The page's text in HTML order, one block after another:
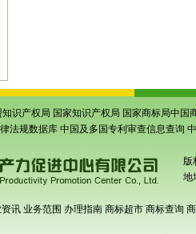
知识产权局 国家知识产权局 国家商标局中国
法规数据库 中国及多国专利审查信息查询
版
地
讯 业务范围 办理指南 商标超市 商标查询